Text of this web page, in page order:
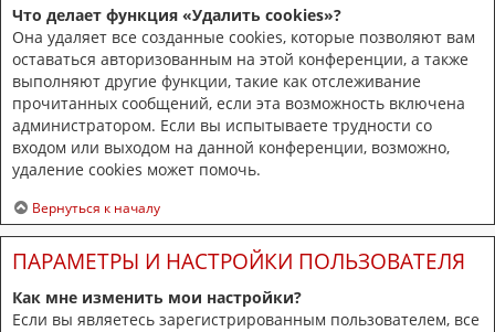
Что делает функция «Удалить cookies»?
Она удаляет все созданные cookies, которые позволяют вам
оставаться авторизованным на этой конференции, а также
выполняют другие функции, такие как отслеживание
прочитанных сообщений, если эта возможность включена
администратором. Если вы испытываете трудности со
входом или выходом на данной конференции, возможно,
удаление cookies может помочь.
Вернуться к началу
ПАРАМЕТРЫ И НАСТРОЙКИ ПОЛЬЗОВАТЕЛЯ
Как мне изменить мои настройки?
Если вы являетесь зарегистрированным пользователем, все